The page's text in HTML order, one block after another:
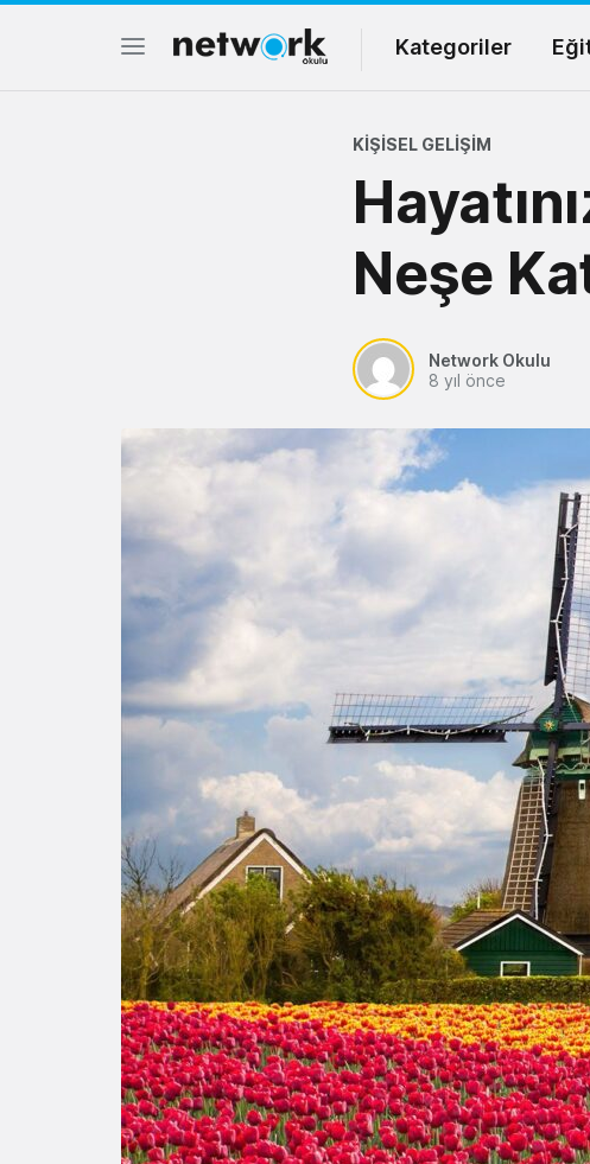
Kategoriler
KIŞISEL GELIŞIM
Neşe
Network Okulu
8 yıl önce